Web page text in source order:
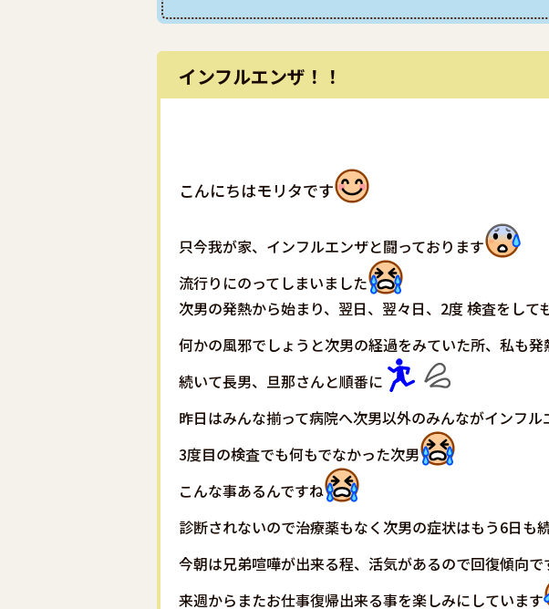
インフルエンザ！！
こんにちはモリタです
只今我が家、インフルエンザと闘っております
流行りにのってしまいました
次男の発熱から始まり、翌日、翌々日、2度 検査をして
何かの風邪でしょうと次男の経過をみていた所、私も発
続いて長男、旦那さんと順番に
昨日はみんな揃って病院へ次男以外のみんながインフル
3度目の検査でも何もでなかった次男
こんな事あるんですね
診断されないので治療薬もなく次男の症状はもう6日も
今朝は兄弟喧嘩が出来る程、活気があるので回復傾向で
来週からまたお仕事復帰出来る事を楽しみにしています